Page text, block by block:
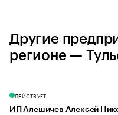
Другие
регионе —
ДЕЙСТВУЕТ
ИП Алешичев Алексей